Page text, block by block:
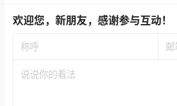
欢迎您，新朋友，感谢参与互动！